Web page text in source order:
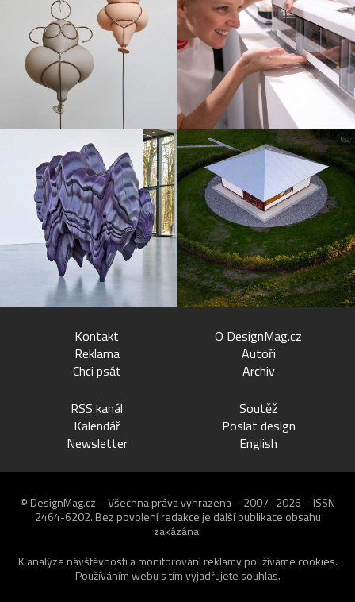
Kontakt
Reklama
Chci psát
O DesignMag.cz
Autoři
Archiv
RSS kanál
Kalendář
Newsletter
Soutěž
Poslat design
English
© DesignMag.cz – Všechna práva vyhrazena – 2007–2026 – ISSN
2464-6202. Bez povolení redakce je další publikace obsahu
zakázána.
K analýze návštěvnosti a monitorování reklamy používáme cookies.
Používáním webu s tím vyjadřujete souhlas.